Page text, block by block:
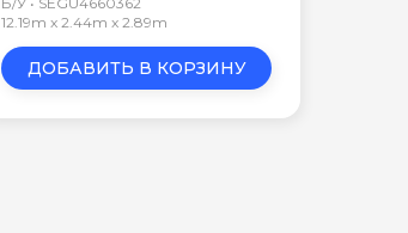
12.19m x 2.44m x 2.89m
ДОБАВИТЬ В КОРЗИНУ